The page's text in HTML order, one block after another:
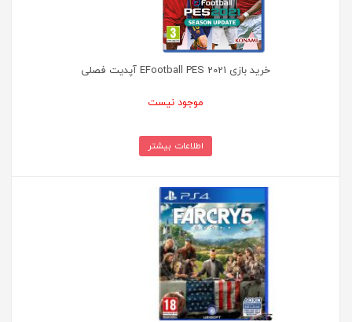
خرید بازی EFootball PES 2021 آپدیت فصلی
موجود نیست
اطلاعات بیشتر